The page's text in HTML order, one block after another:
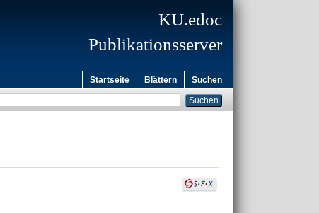
KU.edoc
Publikationsserver
Startseite Blättern Suchen